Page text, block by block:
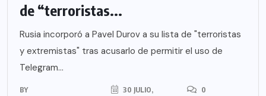
de “terroristas...
Rusia incorporó a Pavel Durov a su lista de "terroristas
y extremistas" tras acusarlo de permitir el uso de
Telegram...
BY
30 JULIO,
0